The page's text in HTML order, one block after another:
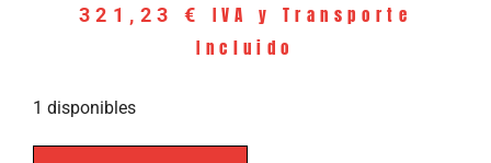
321,23 €
IVA y Transporte
Incluido
1 disponibles